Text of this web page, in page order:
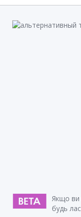
Якщо ви
будь